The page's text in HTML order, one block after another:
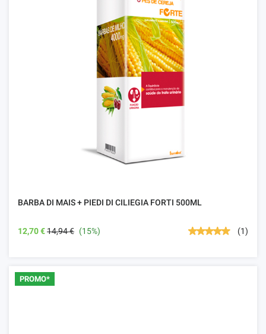
BARBA DI MAIS + PIEDI DI CILIEGIA FORTI 500ML
12,70 €14,94 € (15%) (1)
PROMO*